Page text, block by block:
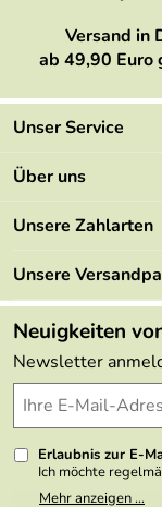
Versand in
ab 49,90 Euro
Unser Service
Kontakt
Mehrwertsteuerfrei
Retourenportal
FAQs
Lieferbedingungen
Delivery Terms
Kundenlogin
Über uns
Marken
Angebote
Made in Germany
Themen
Wir über uns
Presse
Unsere Zahlarten
Unsere
Neuigkeiten
Newsletter
Erlaubnis zur E-
Ich möchte
Meine E-Mail-
Mehr anzeigen ...